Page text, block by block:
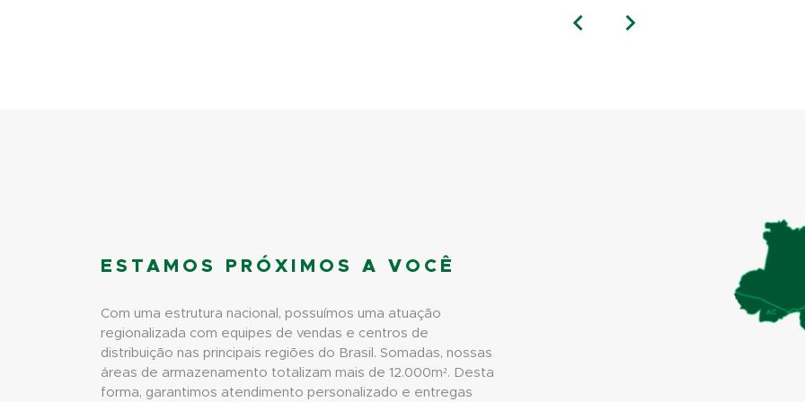
ESTAMOS PRÓXIMOS A VOCÊ
Com uma estrutura nacional, possuímos uma atuação
regionalizada com equipes de vendas e centros de
distribuição nas principais regiões do Brasil. Somadas, nossas
áreas de armazenamento totalizam mais de 12.000m². Desta
forma, garantimos atendimento personalizado e entregas